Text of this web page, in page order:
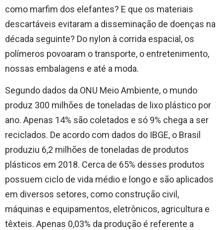
como marfim dos elefantes? E que os materiais
descartáveis evitaram a disseminação de doenças na
década seguinte? Do nylon à corrida espacial, os
polímeros povoaram o transporte, o entretenimento,
nossas embalagens e até a moda.
Segundo dados da ONU Meio Ambiente, o mundo
produz 300 milhões de toneladas de lixo plástico por
ano. Apenas 14% são coletados e só 9% chega a ser
reciclados. De acordo com dados do IBGE, o Brasil
produziu 6,2 milhões de toneladas de produtos
plásticos em 2018. Cerca de 65% desses produtos
possuem ciclo de vida médio e longo e são aplicados
em diversos setores, como construção civil,
máquinas e equipamentos, eletrônicos, agricultura e
têxteis. Apenas 0,03% da produção é referente a